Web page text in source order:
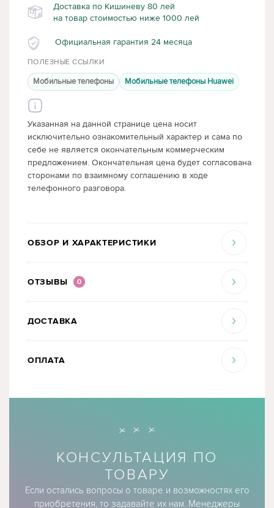
Доставка по Кишиневу 80 лей
на товар стоимостью ниже 1000 лей
Официальная гарантия 24 месяца
ПОЛЕЗНЫЕ ССЫЛКИ
Мобильные телефоны Мобильные телефоны Huawei
Указанная на данной странице цена носит
исключительно ознакомительный характер и сама по
себе не является окончательным коммерческим
предложением. Окончательная цена будет согласована
сторонами по взаимному соглашению в ходе
телефонного разговора.
ОБЗОР И ХАРАКТЕРИСТИКИ
ОТЗЫВЫ 0
ДОСТАВКА
ОПЛАТА
КОНСУЛЬТАЦИЯ ПО
ТОВАРУ
Если остались вопросы о товаре и возможностях его
приобретения, то задавайте их нам. Менеджеры